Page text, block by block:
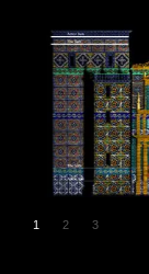
1 2 3